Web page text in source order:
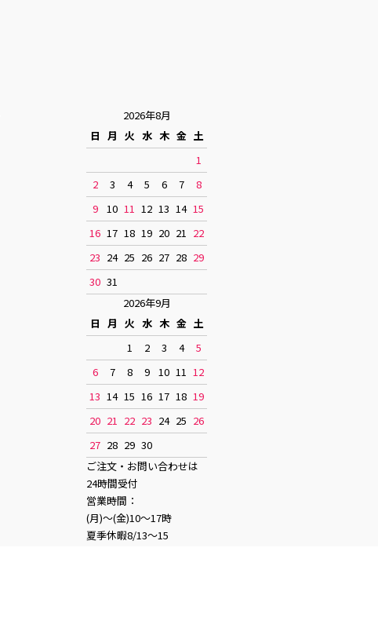
2026年8月
日 月 火 水 木 金 土
1
2
3 4 5 6 7
8
9
10 11 12 13 14 15
16 17 18 19 20 21 22
23 24 25 26 27 28 29
30 31
2026年9月
日 月 火 水 木 金 土
1
2 3 4
5
6
7 8 9 10 11 12
13 14 15 16 17 18 19
20 21 22 23 24 25 26
27 28 29 30
ご注文・お問い合わせは
24時間受付
営業時間：
(月)〜(金)10〜17時
夏季休暇8/13〜15